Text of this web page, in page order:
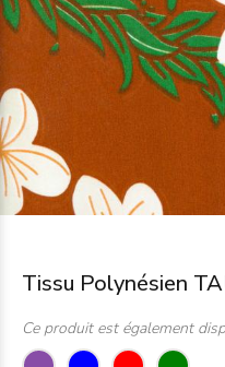
Tissu Polynésien
Ce produit est également